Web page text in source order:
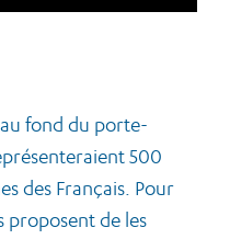
fond du porte-
500
des Français. Pour
proposent de les